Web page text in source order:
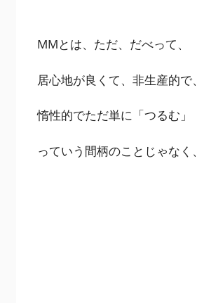
MMとは、ただ、だべって、
居心地が良くて、非生産的で、
惰性的でただ単に「つるむ」
っていう間柄のことじゃなく、